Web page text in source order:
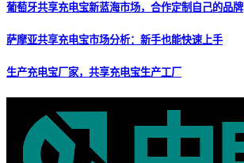
葡萄牙共享充电宝新蓝海市场，合作定制自己的品牌
萨摩亚共享充电宝市场分析：新手也能快速上手
生产充电宝厂家，共享充电宝生产工厂